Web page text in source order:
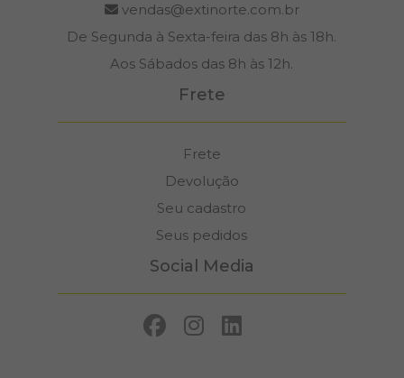
vendas@extinorte.com.br
De Segunda à Sexta-feira das 8h às 18h.
Aos Sábados das 8h às 12h.
Frete
Frete
Devolução
Seu cadastro
Seus pedidos
Social Media